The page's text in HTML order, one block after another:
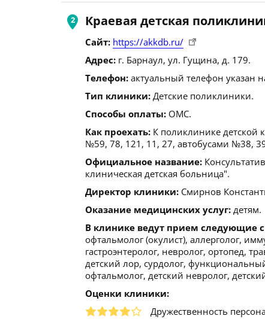
Краевая детская
Сайт: https://akkdb.ru/
Адрес: г. Барнаул, ул. Гущина, д. 179.
Телефон: актуальный телефон указан
Тип клиники: Детские поликлиники.
Способы оплаты: ОМС.
Как проехать: К поликлинике
№59, 78, 121, 11, 27, автобусами №38,
Официальное название:
клиническая детская больница".
Директор клиники: Смирнов
Оказание медицинских услуг: детям.
В клинике ведут прием следующие
офтальмолог (окулист), аллерголог,
гастроэнтеролог, невролог, ортопед,
детский лор, сурдолог,
офтальмолог, детский невролог,
Оценки клиники:
Дружественность